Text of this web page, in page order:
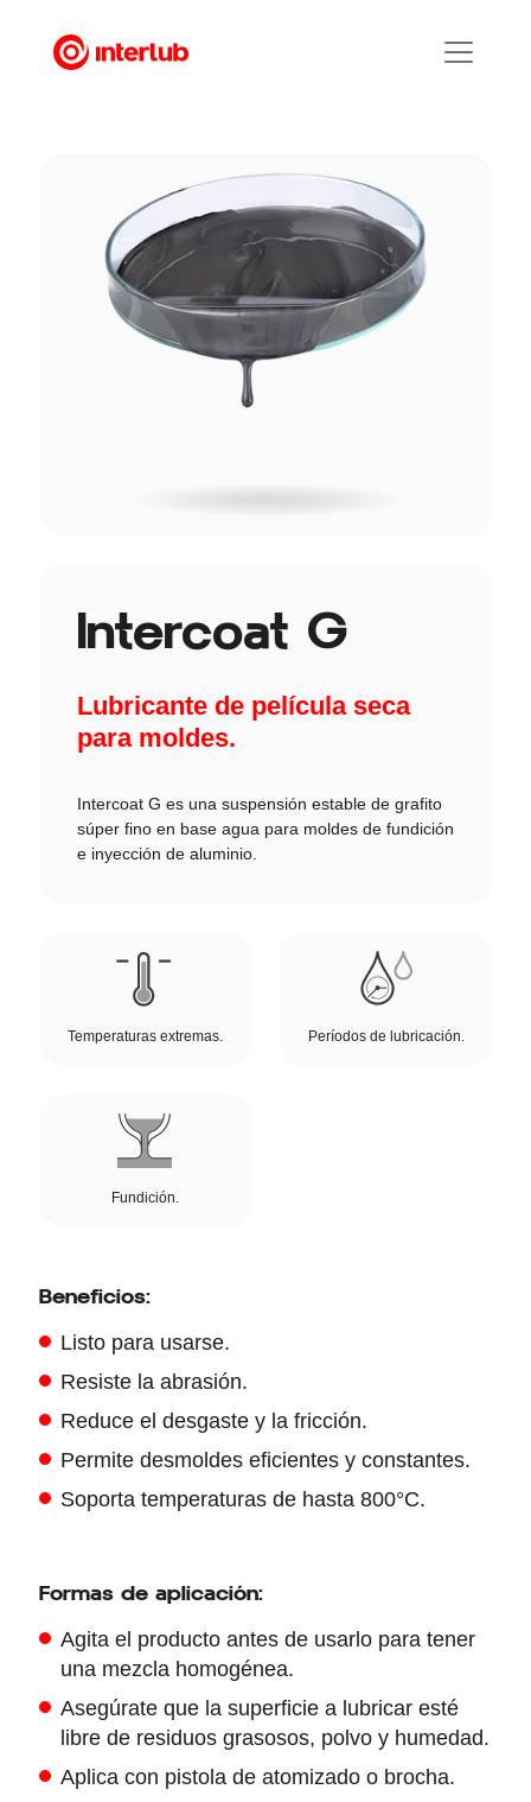
Intercoat G
Lubricante de película seca
para moldes.
Intercoat G es una suspensión estable de grafito
súper fino en base agua para moldes de fundición
e inyección de aluminio.
Temperaturas extremas. Períodos de lubricación.
Fundición.
Beneficios:
Listo para usarse.
Resiste la abrasión.
Reduce el desgaste y la fricción.
Permite desmoldes eficientes y constantes.
Soporta temperaturas de hasta 800°C.
Formas de aplicación:
Agita el producto antes de usarlo para tener
una mezcla homogénea.
Asegúrate que la superficie a lubricar esté
libre de residuos grasosos, polvo y humedad.
Aplica con pistola de atomizado o brocha.